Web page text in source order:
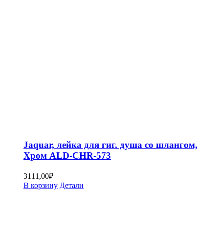
Jaquar, лейка для гиг. душа со шлангом,
Хром ALD-CHR-573
3111,00₽
В корзину Детали